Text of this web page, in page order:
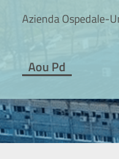
Azienda Ospedale-
Aou Pd